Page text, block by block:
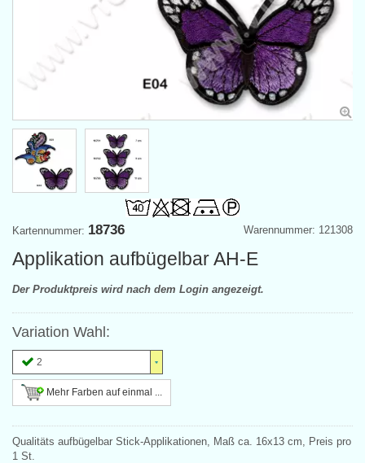
Warennummer: 121308
Kartennummer: 18736
Applikation aufbügelbar AH-E
Der Produktpreis wird nach dem Login angezeigt.
Variation Wahl:
2
Mehr Farben auf einmal ...
Qualitäts aufbügelbar Stick-Applikationen, Maß ca. 16x13 cm, Preis pro
1 St.